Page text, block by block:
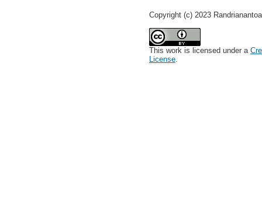
Copyright (c) 2023
This work is licensed under a
License.